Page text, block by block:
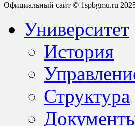
Официальный сайт © 1spbgmu.ru
Университет
История
Структура